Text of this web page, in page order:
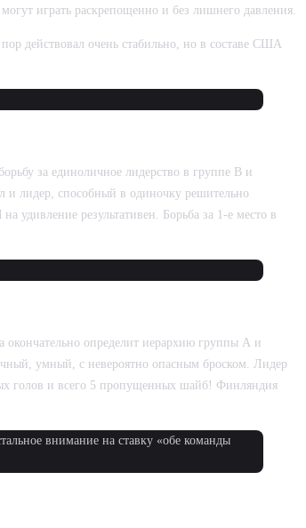
играть раскрепощенно и без лишнего давления.
действовал очень стабильно, но в составе США
за единоличное лидерство в группе В и
лидер, способный в одиночку решительно
удивление результативен. Борьба за 1-е место в
определит иерархию группы А и
умный, с невероятно опасным броском. Лидер
голов и всего 5 пропущенных шайб! Финляндия
внимание на ставку «обе команды